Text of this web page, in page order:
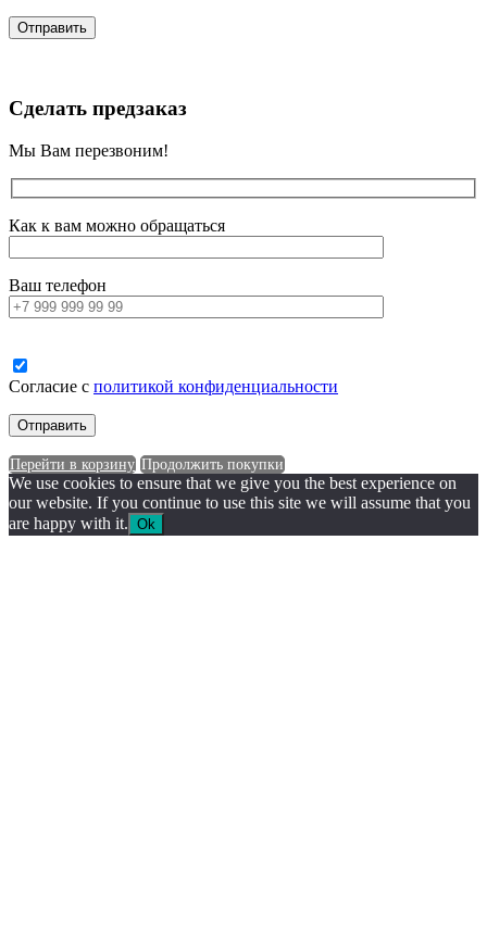
Сделать предзаказ
Мы Вам перезвоним!
Как к вам можно обращаться
Ваш телефон
Согласие с политикой конфиденциальности
Перейти в корзину Продолжить покупки
We use cookies to ensure that we give you the best experience on
our website. If you continue to use this site we will assume that you
are happy with it. Ok